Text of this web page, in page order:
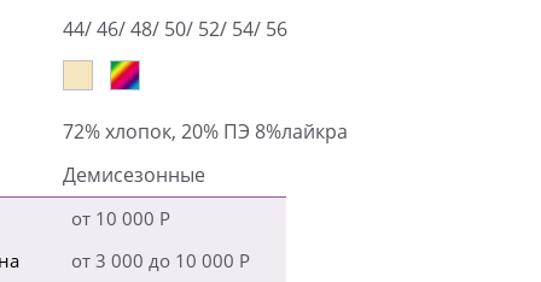
44/ 46/ 48/ 50/ 52/ 54/ 56
72% хлопок, 20% ПЭ 8%лайкра
Демисезонные
от 10 000 Р
от 3 000 до 10 000 Р